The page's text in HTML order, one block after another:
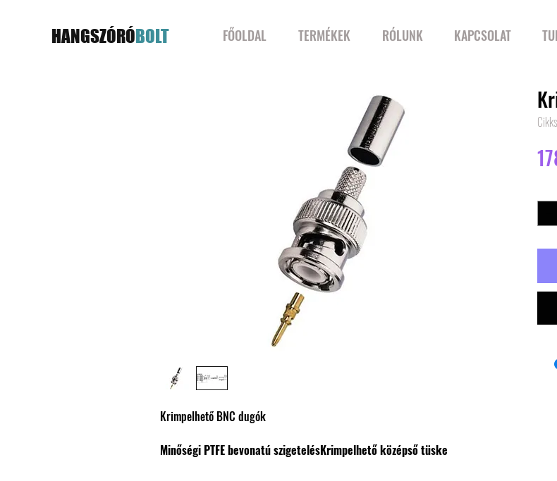
HANGSZÓRÓBOLT FŐOLDAL TERMÉKEK RÓLUNK KAPCSOLAT
Krimpelhető BNC dugók
Minőségi PTFE bevonatú szigetelésKrimpelhető középső tüske